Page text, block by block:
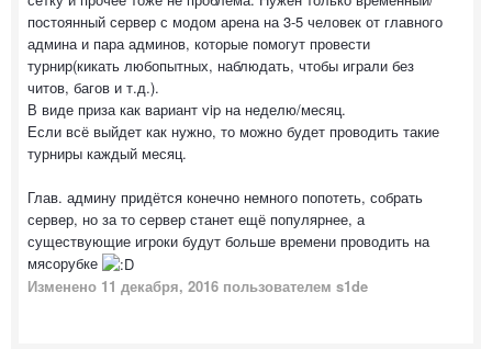
постоянный сервер с модом арена на 3-5 человек от главного
админа и пара админов, которые помогут провести
турнир(кикать любопытных, наблюдать, чтобы играли без
читов, багов и т.д.).
В виде приза как вариант vip на неделю/месяц.
Если всё выйдет как нужно, то можно будет проводить такие
турниры каждый месяц.
Глав. админу придётся конечно немного попотеть, собрать
сервер, но за то сервер станет ещё популярнее, а
существующие игроки будут больше времени проводить на
мясорубке
Изменено 11 декабря, 2016 пользователем s1de